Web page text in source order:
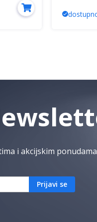
i akcijskim ponudama
Prijavi se